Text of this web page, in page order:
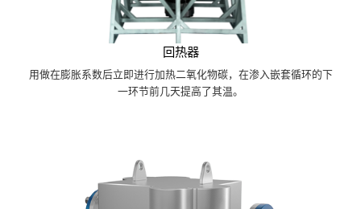
回热器
用做在膨胀系数后立即进行加热二氧化物碳，在渗入嵌套循环的下
一环节前几天提高了其温。